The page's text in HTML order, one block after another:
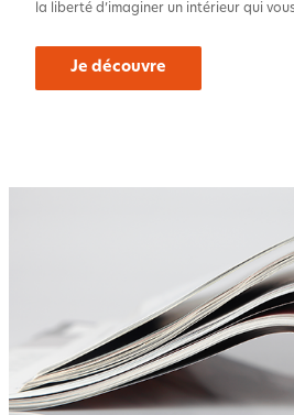
la liberté d’imaginer un intérieur qui
Je découvre